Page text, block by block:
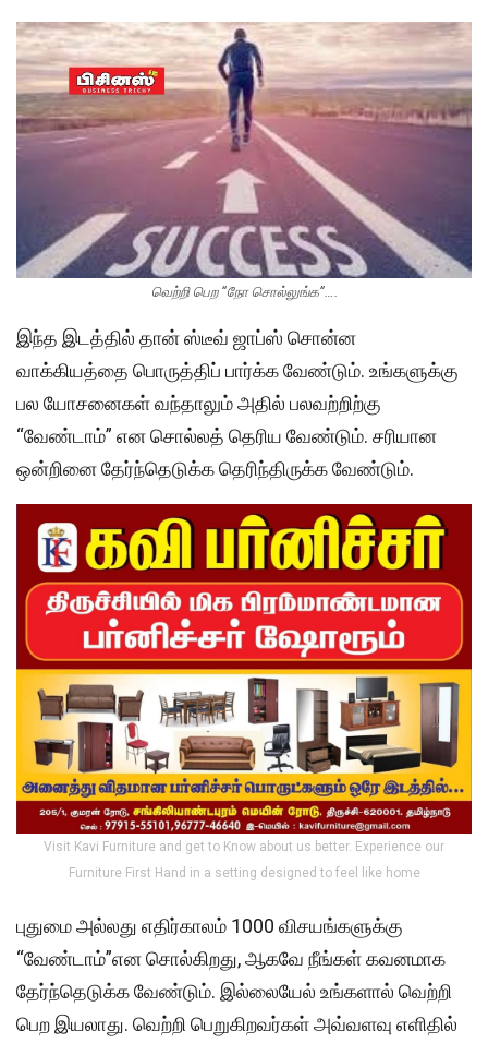
வெற்றி பெற “நோ சொல்லுங்க”….
இந்த இடத்தில் தான் ஸ்டீவ் ஜாப்ஸ் சொன்ன
வாக்கியத்தை பொருத்திப் பார்க்க வேண்டும். உங்களுக்கு
பல யோசனைகள் வந்தாலும் அதில் பலவற்றிற்கு
“வேண்டாம்” என சொல்லத் தெரிய வேண்டும். சரியான
ஒன்றினை தேர்ந்தெடுக்க தெரிந்திருக்க வேண்டும்.
Visit Kavi Furniture and get to Know about us better. Experience our
Furniture First Hand in a setting designed to feel like home
புதுமை அல்லது எதிர்காலம் 1000 விசயங்களுக்கு
“வேண்டாம்”என சொல்கிறது, ஆகவே நீங்கள் கவனமாக
தேர்ந்தெடுக்க வேண்டும். இல்லையேல் உங்களால் வெற்றி
பெற இயலாது. வெற்றி பெறுகிறவர்கள் அவ்வளவு எளிதில்